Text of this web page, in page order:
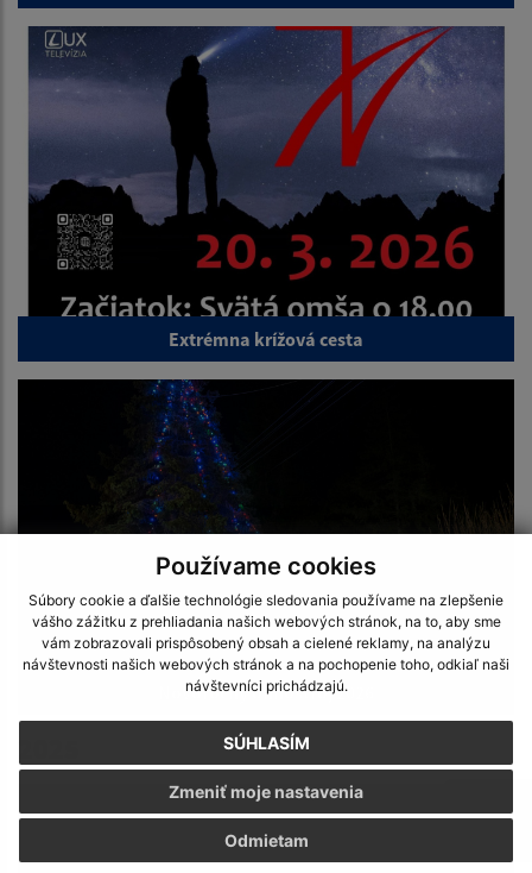
Používame cookies
Súbory cookie a ďalšie technológie sledovania používame na zlepšenie
vášho zážitku z prehliadania našich webových stránok, na to, aby sme
vám zobrazovali prispôsobený obsah a cielené reklamy, na analýzu
návštevnosti našich webových stránok a na pochopenie toho, odkiaľ naši
návštevníci prichádzajú.
SÚHLASÍM
Odmietam
Zmeniť moje nastavenia
Extrémna krížová cesta
Novoročný ohňostroj 2026